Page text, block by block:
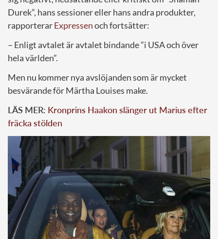
Durek”, hans sessioner eller hans andra produkter,
rapporterarExpressenoch fortsätter:
– Enligt avtalet är avtalet bindande ”i USA och över
hela världen”.
Men nu kommer nya avslöjanden som är mycket
besvärande för Märtha Louises make.
LÄS MER: Kronprins Haakon slänger ut Marius efter
fräcka stölden